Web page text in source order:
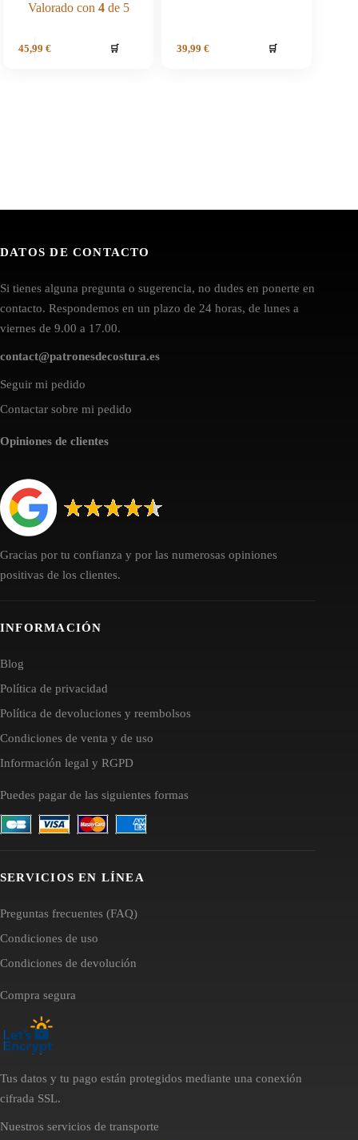
Valorado con 4de 5
45,99 € 🛒 39,99 € 🛒
DATOS DE CONTACTO
Si tienes alguna pregunta o sugerencia, no dudes en ponerte en
contacto. Respondemos en un plazo de 24 horas, de lunes a
viernes de 9.00 a 17.00.
contact@patronesdecostura.es
Seguir mi pedido
Contactar sobre mi pedido
Opiniones de clientes
Gracias por tu confianza y por las numerosas opiniones
positivas de los clientes.
INFORMACIÓN
Blog
Política de privacidad
Política de devoluciones y reembolsos
Condiciones de venta y de uso
Información legal y RGPD
Puedes pagar de las siguientes formas
SERVICIOS EN LÍNEA
Preguntas frecuentes (FAQ)
Condiciones de uso
Condiciones de devolución
Compra segura
Tus datos y tu pago están protegidos mediante una conexión
cifrada SSL.
Nuestros servicios de transporte